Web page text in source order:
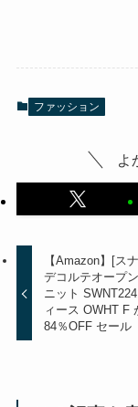
ファッション
よ
【Amazon】[ス
デコルテオープ
ニット
ィース OWHT F
84％OFF セール